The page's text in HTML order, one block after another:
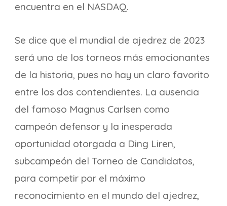
encuentra en el NASDAQ.
Se dice que el mundial de ajedrez de 2023
será uno de los torneos más emocionantes
de la historia, pues no hay un claro favorito
entre los dos contendientes. La ausencia
del famoso Magnus Carlsen como
campeón defensor y la inesperada
oportunidad otorgada a Ding Liren,
subcampeón del Torneo de Candidatos,
para competir por el máximo
reconocimiento en el mundo del ajedrez,